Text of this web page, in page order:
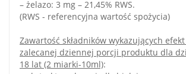
– żelazo: 3 mg – 21,45% RWS.
(RWS - referencyjna wartość spożycia)
Zawartość składników wykazujących
zalecanej dziennej porcji produktu dla
18 lat (2 miarki-10ml):